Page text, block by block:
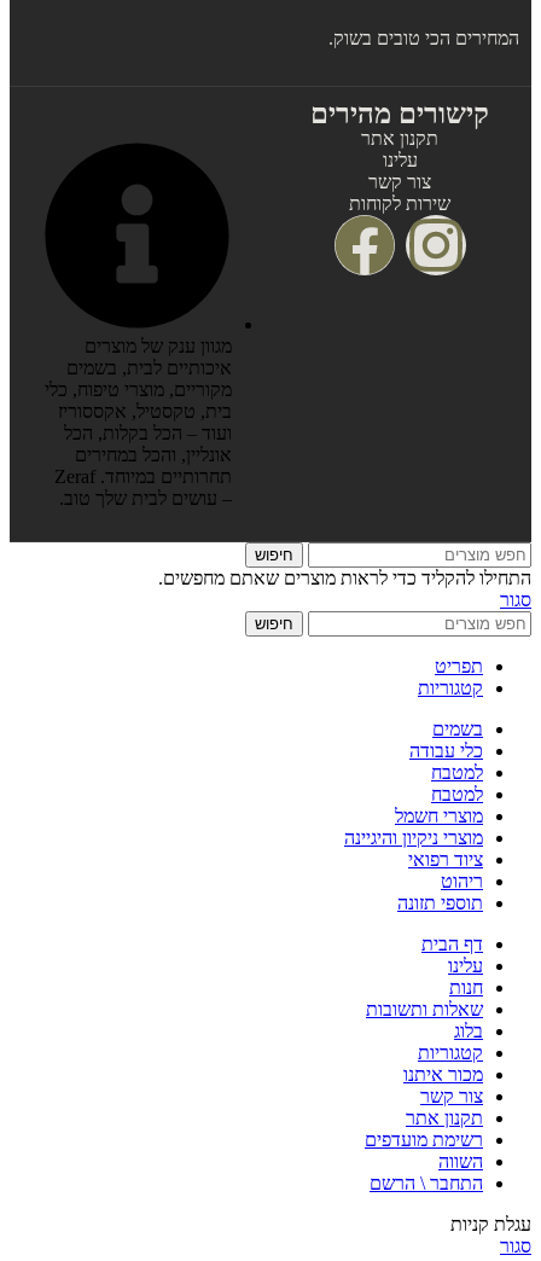
המחירים הכי טובים בשוק.
קישורים מהירים
תקנון אתר
עלינו
צור קשר
שירות לקוחות
מגוון ענק של מוצרים
איכותיים לבית, בשמים
מקוריים, מוצרי טיפוח, כלי
בית, טקסטיל, אקססוריז
ועוד – הכל בקלות, הכל
אונליין, והכל במחירים
תחרותיים במיוחד. Zeraf
– עושים לבית שלך טוב.
חיפוש
התחילו להקליד כדי לראות מוצרים שאתם מחפשים.
סגור
חיפוש
תפריט
קטגוריות
בשמים
כלי עבודה
למטבח
למטבח
מוצרי חשמל
מוצרי ניקיון והיגיינה
ציוד רפואי
ריהוט
תוספי תזונה
דף הבית
עלינו
חנות
שאלות ותשובות
בלוג
קטגוריות
מכור איתנו
צור קשר
תקנון אתר
רשימת מועדפים
השווה
התחבר \ הרשם
עגלת קניות
סגור